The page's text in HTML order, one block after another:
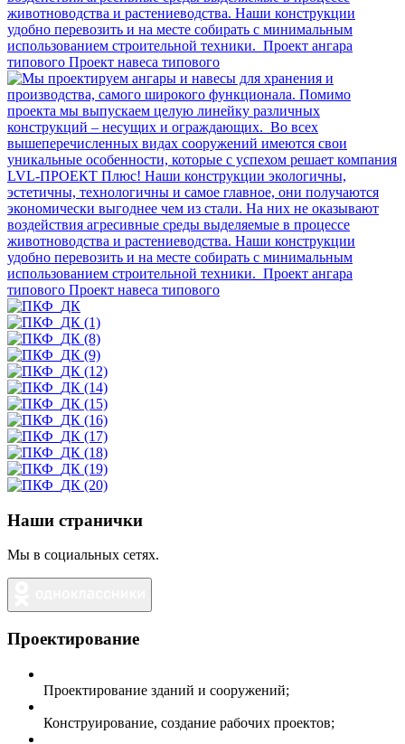
Наши странички
Мы в социальных сетях.
Проектирование
Проектирование зданий и сооружений;
Конструирование, создание рабочих проектов;